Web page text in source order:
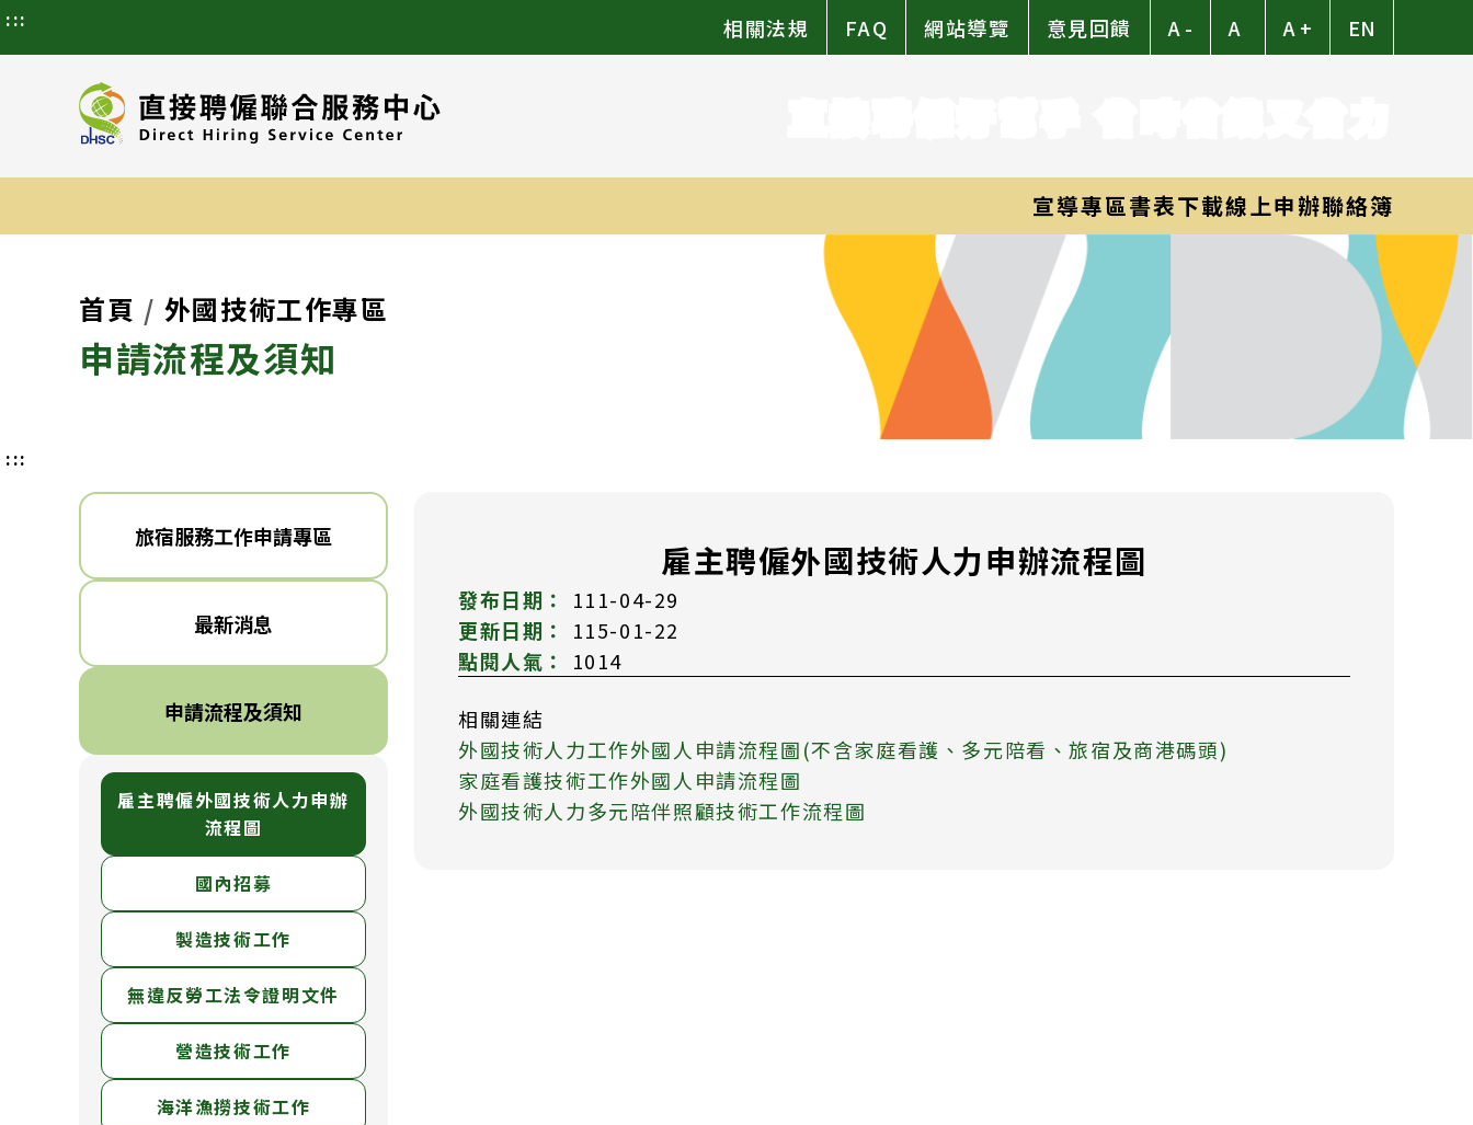
::: 相關法規 FAQ 網站導覽 意見回饋 A - A A + EN
宣導專區書表下載線上申辦聯絡簿
首頁 外國技術工作專區
申請流程及須知
:::
旅宿服務工作申請專區
最新消息
申請流程及須知
雇主聘僱外國技術人力申辦
流程圖
國內招募
製造技術工作
無違反勞工法令證明文件
營造技術工作
海洋漁撈技術工作
雇主聘僱外國技術人力申辦流程圖
發布日期：
111-04-29
更新日期：
115-01-22
點閱人氣：
1014
相關連結
外國技術人力工作外國人申請流程圖(不含家庭看護、多元陪看、旅宿及商港碼頭)
家庭看護技術工作外國人申請流程圖
外國技術人力多元陪伴照顧技術工作流程圖